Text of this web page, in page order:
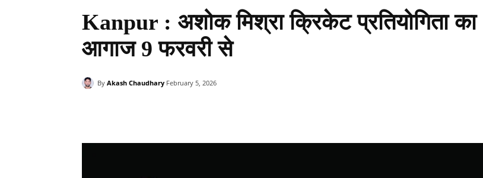
Kanpur : अशोक मिश्रा क्रिकेट प्रतियोगिता का
आगाज 9 फरवरी से
By Akash Chaudhary February 5, 2026